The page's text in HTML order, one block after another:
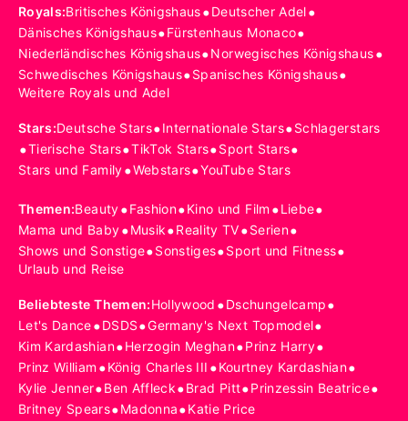
Royals:Britisches Königshaus•Deutscher Adel•
Dänisches Königshaus•Fürstenhaus Monaco•
Niederländisches Königshaus•Norwegisches Königshaus•
Schwedisches Königshaus•Spanisches Königshaus•
Weitere Royals und Adel
Stars:Deutsche Stars•Internationale Stars•Schlagerstars
•Tierische Stars•TikTok Stars•Sport Stars•
Stars und Family•Webstars•YouTube Stars
Themen:Beauty•Fashion•Kino und Film •Liebe•
Mama und Baby•Musik•Reality TV•Serien•
Shows und Sonstige•Sonstiges•Sport und Fitness•
Urlaub und Reise
Beliebteste Themen:Hollywood •Dschungelcamp•
Let's Dance•DSDS•Germany's Next Topmodel•
Kim Kardashian•Herzogin Meghan•Prinz Harry•
Prinz William •König Charles III •Kourtney Kardashian•
Kylie Jenner•Ben Affleck•Brad Pitt•Prinzessin Beatrice•
Britney Spears•Madonna•Katie Price